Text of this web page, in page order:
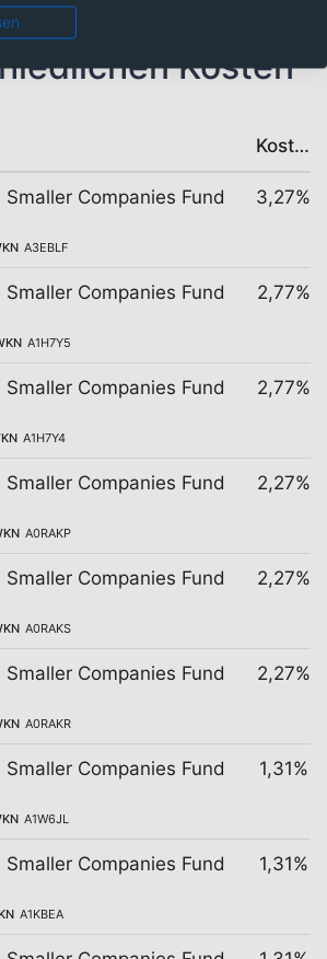
Fonds mit
Kosten
Kosten
Companies Fund
A3EBLF
3,27%
Companies Fund
A1H7Y5
2,77%
Companies Fund
A1H7Y4
2,77%
Companies Fund
A0RAKP
2,27%
Companies Fund
A0RAKS
2,27%
Companies Fund
A0RAKR
2,27%
Companies Fund
A1W6JL
1,31%
Companies Fund
A1KBEA
1,31%